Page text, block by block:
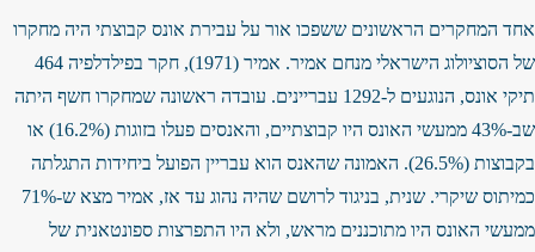
אחד המחקרים הראשונים ששפכו אור על עבירת אונס קבוצתי היה מחקרו
של הסוציולוג הישראלי מנחם אמיר. אמיר (1971), חקר בפילדלפיה 464
תיקי אונס, הנוגעים ל-1292 עבריינים. עובדה ראשונה שמחקרו חשף היתה
שב-43% ממעשי האונס היו קבוצתיים, והאנסים פעלו בזוגות (16.2%) או
בקבוצות (26.5%). האמונה שהאנס הוא עבריין הפועל ביחידות התגלתה
כמיתוס שיקרי. שנית, בניגוד לרושם שהיה נהוג עד אז, אמיר מצא ש-71%
ממעשי האונס היו מתוכננים מראש, ולא היו התפרצות ספונטאנית של